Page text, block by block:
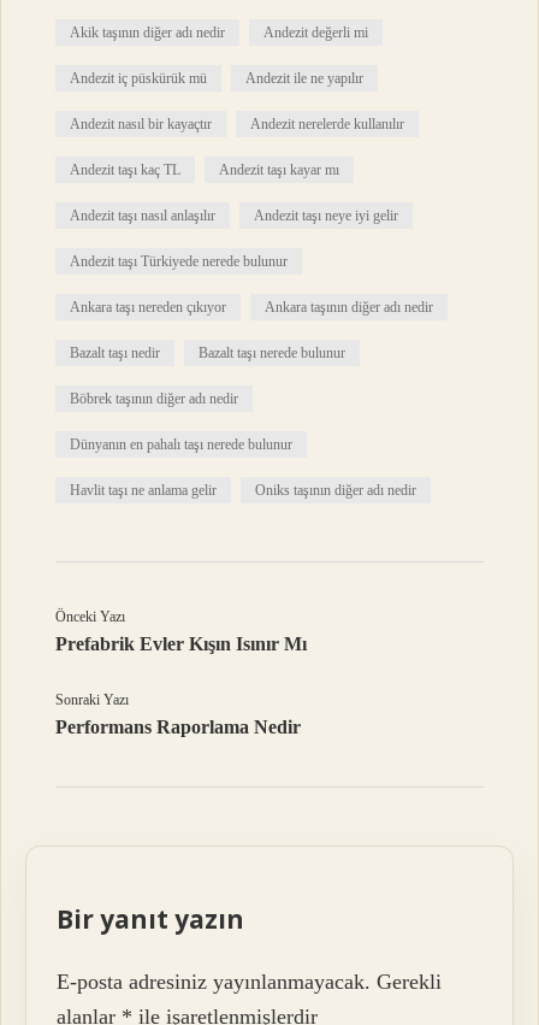
Akik taşının diğer adı nedir Andezit değerli mi
Andezit iç püskürük mü Andezit ile ne yapılır
Andezit nasıl bir kayaçtır Andezit nerelerde kullanılır
Andezit taşı kaç TL Andezit taşı kayar mı
Andezit taşı nasıl anlaşılır Andezit taşı neye iyi gelir
Andezit taşı Türkiyede nerede bulunur
Ankara taşı nereden çıkıyor Ankara taşının diğer adı nedir
Bazalt taşı nedir Bazalt taşı nerede bulunur
Böbrek taşının diğer adı nedir
Dünyanın en pahalı taşı nerede bulunur
Havlit taşı ne anlama gelir Oniks taşının diğer adı nedir
Önceki Yazı
Prefabrik Evler Kışın Isınır Mı
Sonraki Yazı
Performans Raporlama Nedir
Bir yanıt yazın
E-posta adresiniz yayınlanmayacak. Gerekli
alanlar * ile işaretlenmişlerdir